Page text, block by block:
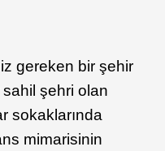
gereken bir şehir
şehri olan
sokaklarında
mimarisinin